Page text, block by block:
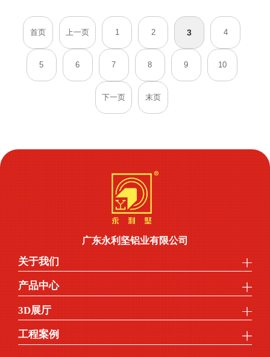
首页 上一页 1 2 3 4
5 6 7 8 9 10
下一页 末页
广东永利坚铝业有限公司
关于我们
产品中心
3D展厅
工程案例